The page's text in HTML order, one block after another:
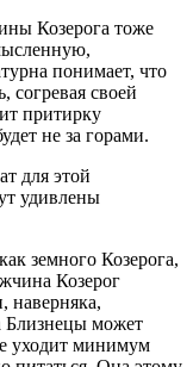
Козерога тоже
понимает, что
согревая своей
притирку
не за горами.
для этой
удивлены
земного Козерога,
Козерог
наверняка,
Близнецы может
уходит минимум